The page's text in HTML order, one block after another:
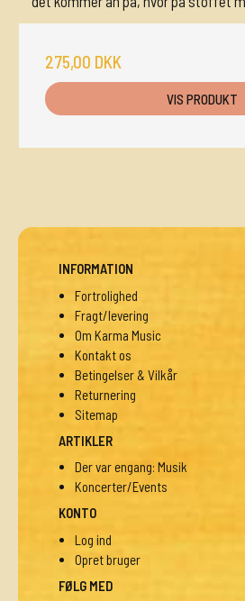
275,00 DKK
VIS PRODUKT
INFORMATION
Fortrolighed
Fragt/levering
Om Karma Music
Kontakt os
Betingelser & Vilkår
Returnering
Sitemap
ARTIKLER
Der var engang: Musik
Koncerter/Events
KONTO
Log ind
Opret bruger
FØLG MED